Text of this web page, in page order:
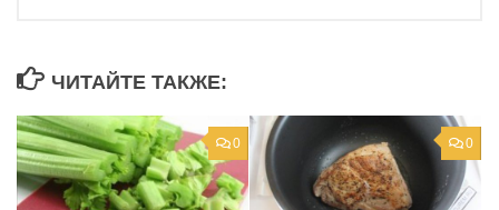
ЧИТАЙТЕ ТАКЖЕ:
0 0